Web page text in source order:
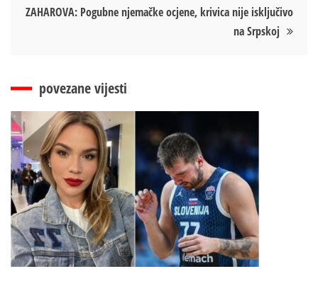
ZAHAROVA: Pogubne njemačke ocjene, krivica nije isključivo
na Srpskoj
povezane vijesti